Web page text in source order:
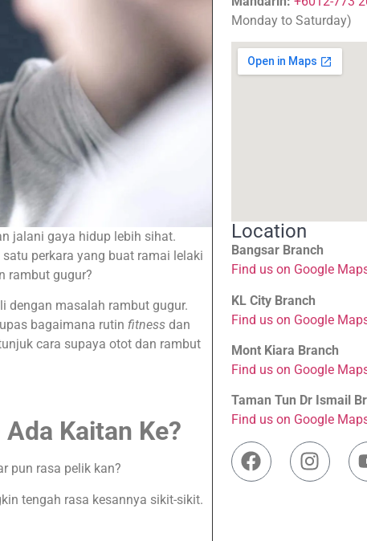
jalani gaya hidup lebih sihat.
perkara yang buat ramai lelaki
rambut gugur?
dengan masalah rambut gugur.
bagaimana rutin fitness dan
cara supaya otot dan rambut
Kaitan Ke?
pun rasa pelik kan?
tengah rasa kesannya sikit-sikit.
Monday to Saturday)
Location
Bangsar Branch
Find us on Google
KL City Branch
Find us on Google
Mont Kiara Branch
Find us on Google
Taman Tun Dr Ismail
Find us on Google